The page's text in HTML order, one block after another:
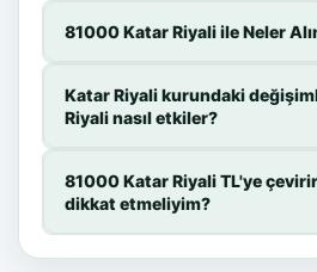
81000 Katar Riyali ile Neler
Katar Riyali kurundaki
Riyali nasıl etkiler?
81000 Katar Riyali TL'ye
dikkat etmeliyim?